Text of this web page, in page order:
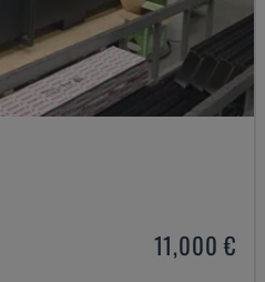
11,000 €